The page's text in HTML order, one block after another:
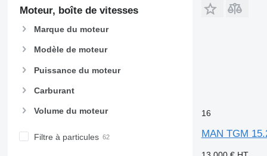
Moteur, boîte de vitesses
Marque du moteur
Modèle de moteur
Puissance du moteur
Carburant
Volume du moteur
Filtre à particules
16
MAN TGM